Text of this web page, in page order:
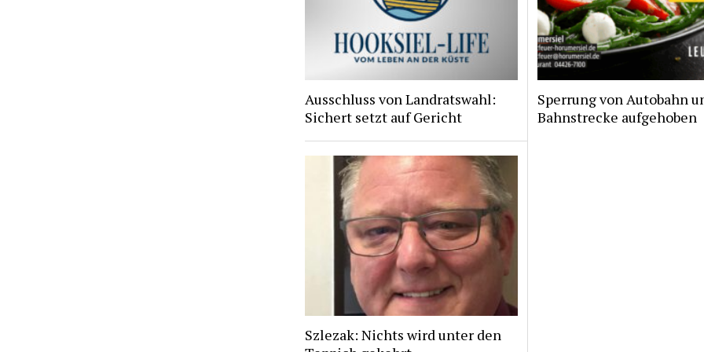
Ausschluss von Landratswahl:
Sichert setzt auf Gericht
Sperrung von Autobahn
Bahnstrecke aufgehoben
Szlezak: Nichts wird unter den